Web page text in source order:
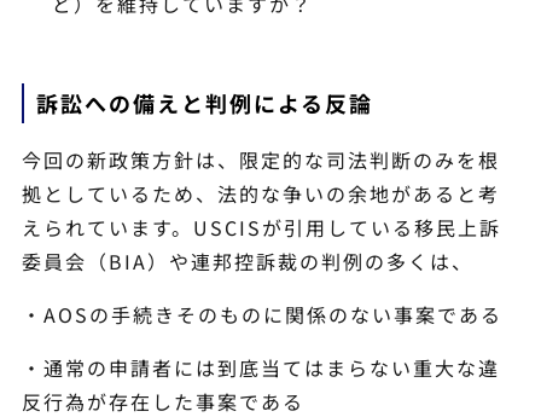
訴訟への備えと判例による反論
今回の新政策方針は、限定的な司法判断のみを根
拠としているため、法的な争いの余地があると考
えられています。USCISが引用している移民上訴
委員会（BIA）や連邦控訴裁の判例の多くは、
・AOSの手続きそのものに関係のない事案である
・通常の申請者には到底当てはまらない重大な違
反行為が存在した事案である